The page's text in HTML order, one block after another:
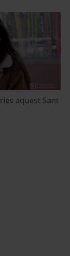
aquest Sant